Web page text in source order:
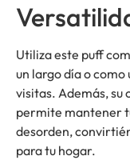
Utiliza este puff
un largo día o
visitas. Además,
permite mantener
desorden,
para tu hogar.